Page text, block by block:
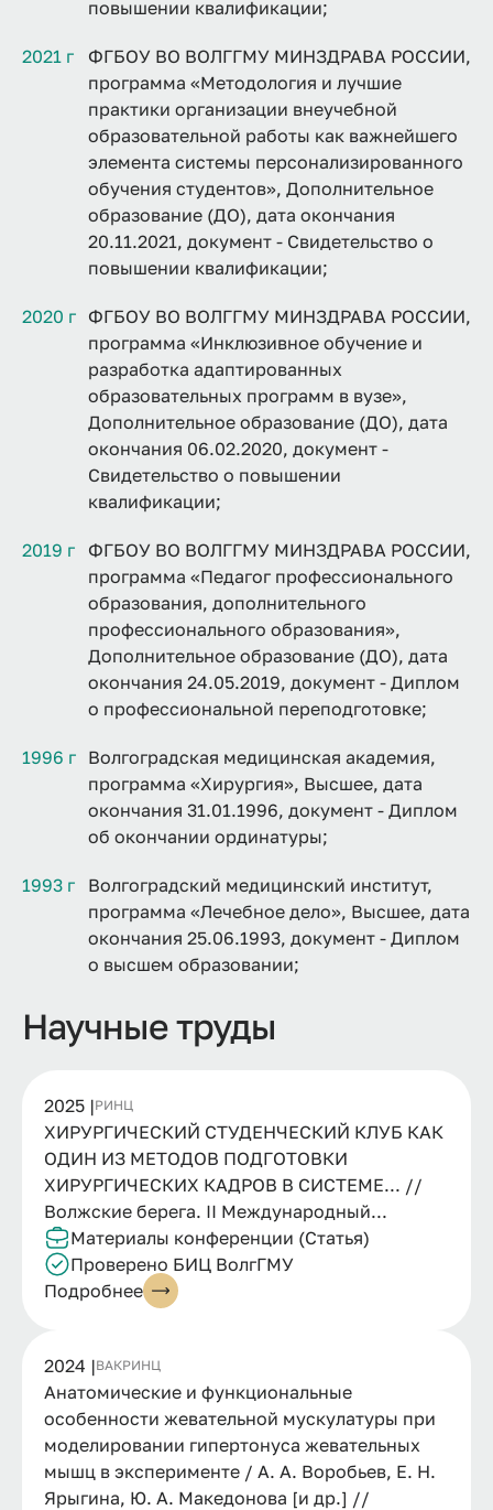
повышении квалификации;
2021 г
ФГБОУ ВО ВОЛГГМУ МИНЗДРАВА РОССИИ,
программа «Методология и лучшие
практики организации внеучебной
образовательной работы как важнейшего
элемента системы персонализированного
обучения студентов», Дополнительное
образование (ДО), дата окончания
20.11.2021, документ - Свидетельство о
повышении квалификации;
2020 г ФГБОУ ВО ВОЛГГМУ МИНЗДРАВА РОССИИ,
программа «Инклюзивное обучение и
разработка адаптированных
образовательных программ в вузе»,
Дополнительное образование (ДО), дата
окончания 06.02.2020, документ -
Свидетельство о повышении
квалификации;
2019 г
ФГБОУ ВО ВОЛГГМУ МИНЗДРАВА РОССИИ,
программа «Педагог профессионального
образования, дополнительного
профессионального образования»,
Дополнительное образование (ДО), дата
окончания 24.05.2019, документ - Диплом
о профессиональной переподготовке;
1996 г Волгоградская медицинская академия,
программа «Хирургия», Высшее, дата
окончания 31.01.1996, документ - Диплом
об окончании ординатуры;
1993 г
Волгоградский медицинский институт,
программа «Лечебное дело», Высшее, дата
окончания 25.06.1993, документ - Диплом
о высшем образовании;
Научные труды
2025 |РИНЦ
ХИРУРГИЧЕСКИЙ СТУДЕНЧЕСКИЙ КЛУБ КАК
ОДИН ИЗ МЕТОДОВ ПОДГОТОВКИ
ХИРУРГИЧЕСКИХ КАДРОВ В СИСТЕМЕ... //
Волжские берега. II Международный...
Материалы конференции (Статья)
Проверено БИЦ ВолгГМУ
Подробнее
2024 |ВАКРИНЦ
Анатомические и функциональные
особенности жевательной мускулатуры при
моделировании гипертонуса жевательных
мышц в эксперименте / А. А. Воробьев, Е. Н.
Ярыгина, Ю. А. Македонова [и др.] //